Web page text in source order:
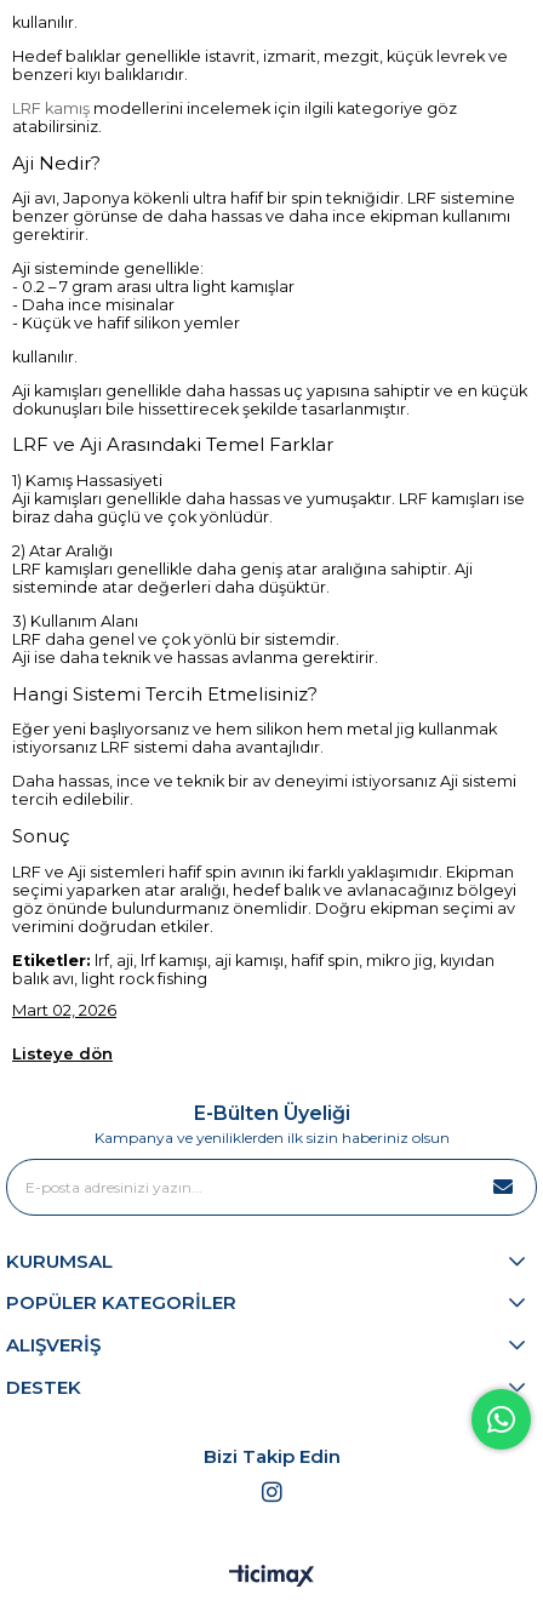
kullanılır.
Hedef balıklar genellikle istavrit, izmarit, mezgit, küçük levrek ve
benzeri kıyı balıklarıdır.
LRF kamış modellerini incelemek için ilgili kategoriye göz
atabilirsiniz.
Aji Nedir?
Aji avı, Japonya kökenli ultra hafif bir spin tekniğidir. LRF sistemine
benzer görünse de daha hassas ve daha ince ekipman kullanımı
gerektirir.
Aji sisteminde genellikle:
- 0.2 – 7 gram arası ultra light kamışlar
- Daha ince misinalar
- Küçük ve hafif silikon yemler
kullanılır.
Aji kamışları genellikle daha hassas uç yapısına sahiptir ve en küçük
dokunuşları bile hissettirecek şekilde tasarlanmıştır.
LRF ve Aji Arasındaki Temel Farklar
1) Kamış Hassasiyeti
Aji kamışları genellikle daha hassas ve yumuşaktır. LRF kamışları ise
biraz daha güçlü ve çok yönlüdür.
2) Atar Aralığı
LRF kamışları genellikle daha geniş atar aralığına sahiptir. Aji
sisteminde atar değerleri daha düşüktür.
3) Kullanım Alanı
LRF daha genel ve çok yönlü bir sistemdir.
Aji ise daha teknik ve hassas avlanma gerektirir.
Hangi Sistemi Tercih Etmelisiniz?
Eğer yeni başlıyorsanız ve hem silikon hem metal jig kullanmak
istiyorsanız LRF sistemi daha avantajlıdır.
Daha hassas, ince ve teknik bir av deneyimi istiyorsanız Aji sistemi
tercih edilebilir.
Sonuç
LRF ve Aji sistemleri hafif spin avının iki farklı yaklaşımıdır. Ekipman
seçimi yaparken atar aralığı, hedef balık ve avlanacağınız bölgeyi
göz önünde bulundurmanız önemlidir. Doğru ekipman seçimi av
verimini doğrudan etkiler.
Etiketler: lrf, aji, lrf kamışı, aji kamışı, hafif spin, mikro jig, kıyıdan
balık avı, light rock fishing
Mart 02, 2026
Listeye dön
E-Bülten Üyeliği
Kampanya ve yeniliklerden ilk sizin haberiniz olsun
KURUMSAL
POPÜLER KATEGORİLER
ALIŞVERİŞ
DESTEK
Bizi Takip Edin